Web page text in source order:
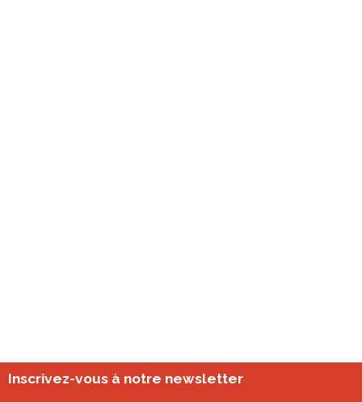
Inscrivez-vous à notre newsletter